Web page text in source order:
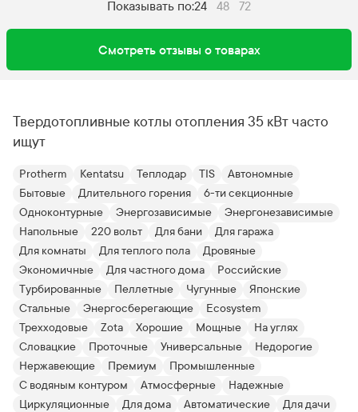
Показывать по:24 48 72
Смотреть отзывы о товарах
Твердотопливные котлы отопления 35 кВт часто
ищут
Protherm Kentatsu Теплодар TIS
Автономные
Бытовые
Длительного горения
6-ти секционные
Одноконтурные
Энергозависимые
Энергонезависимые
Напольные
220 вольт Для бани
Для гаража
Для комнаты
Для теплого пола
Дровяные
Экономичные
Для частного дома
Российские
Турбированные
Пеллетные Чугунные
Японские
Стальные
Энергосберегающие
Ecosystem
Трехходовые
Zota Хорошие Мощные
На углях
Словацкие
Проточные Универсальные
Недорогие
Нержавеющие
Премиум
Промышленные
С водяным контуром
Атмосферные
Надежные
Циркуляционные
Для дома Автоматические
Для дачи